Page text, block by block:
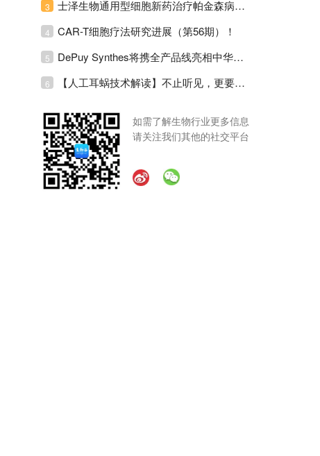
3 士泽生物通用型细胞新药治疗帕金森病注册临床II期全部入组完成！
4 CAR-T细胞疗法研究进展（第56期）！
5 DePuy Synthes将携全产品线亮相中华医学会运动医疗分会大会，加码布局中国运动医学创新赛道！
6 【人工耳蜗技术解读】不止听见，更要听见未来 ---- 智能耳蜗，开启人工耳蜗技术新纪元！
如需了解生物行业更多信息
请关注我们其他的社交平台